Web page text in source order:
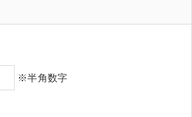
※半角数字